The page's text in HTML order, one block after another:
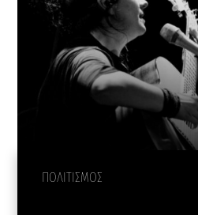
ΠΟΛΙΤΙΣΜΟΣ